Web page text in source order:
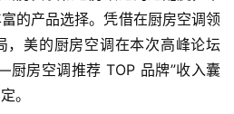
的产品选择。凭借在厨房空调领
，美的厨房空调在本次高峰论坛
厨房空调推荐 TOP 品牌”收入囊
。